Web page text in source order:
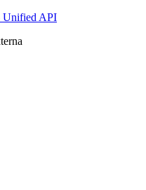
Unified API